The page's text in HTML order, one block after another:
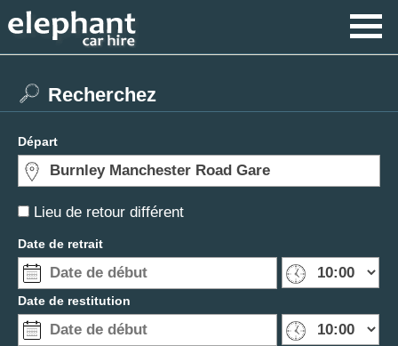
Lieu de retour différent
Recherchez
Départ
Date de retrait
Date de restitution